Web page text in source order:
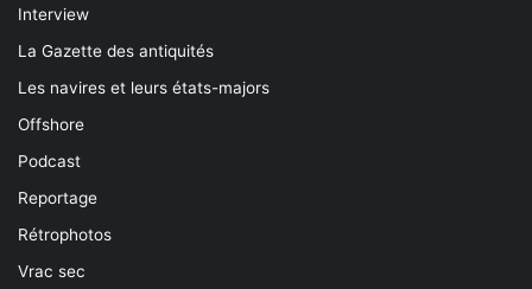
Interview
La Gazette des antiquités
Les navires et leurs états-majors
Offshore
Podcast
Reportage
Rétrophotos
Vrac sec